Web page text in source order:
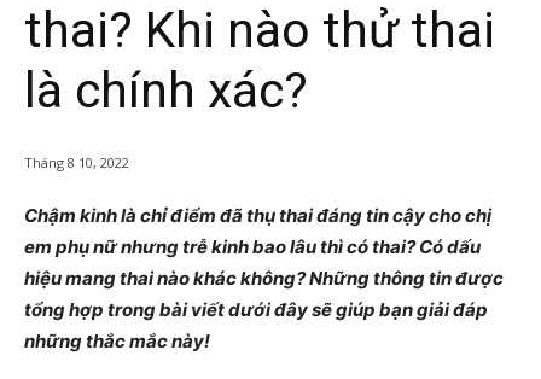
thai? Khi nào thử thai
là chính xác?
Tháng 8 10, 2022
Chậm kinh là chỉ điểm đã thụ thai đáng tin cậy cho chị
em phụ nữ nhưng trễ kinh bao lâu thì có thai? Có dấu
hiệu mang thai nào khác không? Những thông tin được
tổng hợp trong bài viết dưới đây sẽ giúp bạn giải đáp
những thắc mắc này!